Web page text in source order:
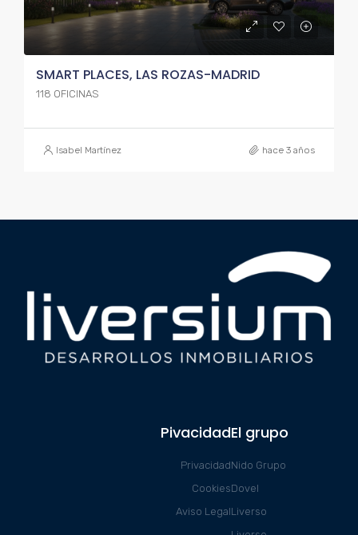
SMART PLACES, LAS ROZAS-MADRID
118 OFICINAS
Isabel Martínez hace 3 años
Pivacidad
Privacidad
Cookies
Aviso Legal
El grupo
Nido Grupo
Dovel
Liverso